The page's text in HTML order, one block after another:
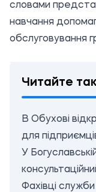
словами
навчання
обслуговування
Читайте
В Обухові
для
У
Фахівці